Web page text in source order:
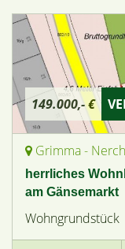
149.000,- €
Grimma -
herrliches
am Gänsemarkt
Wohngrundstück